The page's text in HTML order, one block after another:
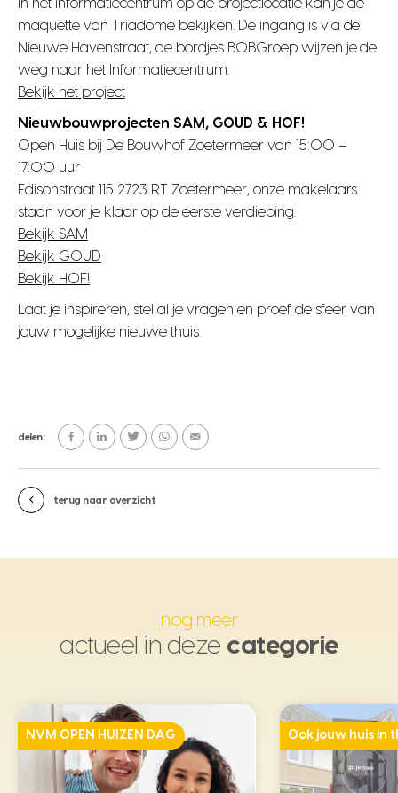
In het informatiecentrum op de projectlocatie kan je de
maquette van Triadome bekijken. De ingang is via de
Nieuwe Havenstraat, de bordjes BOBGroep wijzen je de
weg naar het Informatiecentrum.
Bekijk het project
Nieuwbouwprojecten SAM, GOUD & HOF!
Open Huis bij De Bouwhof Zoetermeer van 15:00 –
17:00 uur
Edisonstraat 115 2723 RT Zoetermeer, onze makelaars
staan voor je klaar op de eerste verdieping.
Bekijk SAM
Bekijk GOUD
Bekijk HOF!
Laat je inspireren, stel al je vragen en proef de sfeer van
jouw mogelijke nieuwe thuis.
delen:
terug naar overzicht
nog meer
actueel in deze categorie
NVM OPEN HUIZEN DAG Ook jouw huis in